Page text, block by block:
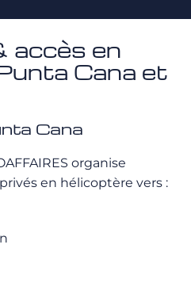
accès en
Cana et
Cana
organise
en hélicoptère vers :